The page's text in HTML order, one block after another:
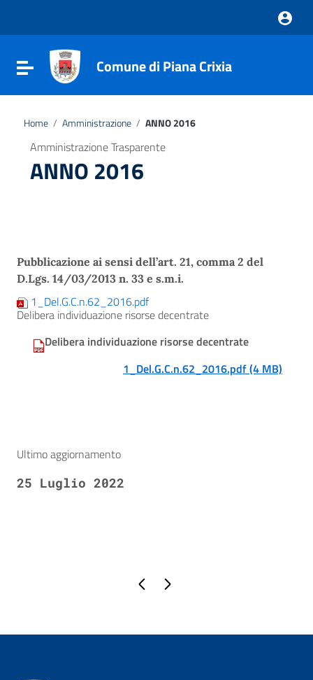
Vai al footer
Attiva / disattiva la navigazione
Comune di Piana Crixia
Home / Amministrazione / ANNO 2016
Amministrazione Trasparente
ANNO 2016
Pubblicazione ai sensi dell’art. 21, comma 2 del
D.Lgs. 14/03/2013 n. 33 e s.m.i.
1_Del.G.C.n.62_2016.pdf
Delibera individuazione risorse decentrate
Delibera individuazione risorse decentrate
1_Del.G.C.n.62_2016.pdf (4 MB)
Ultimo aggiornamento
25 Luglio 2022
Pagina precedente